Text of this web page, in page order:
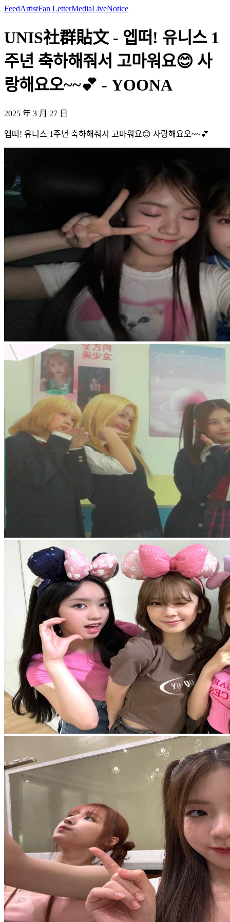
FeedArtistFan LetterMediaLiveNotice
UNIS社群貼文 - 엡떠! 유니스 1
주년 축하해줘서 고마워요😊 사
랑해요오~~💕 - YOONA
2025 年 3 月 27 日
엡떠! 유니스 1주년 축하해줘서 고마워요😊 사랑해요오~~💕